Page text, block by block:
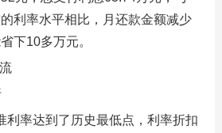
利率水平相比，月还款金额减少
下10多万元。
利率达到了历史最低点，利率折扣